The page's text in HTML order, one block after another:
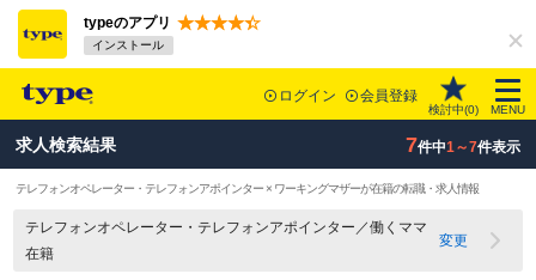
typeのアプリ
インストール
ログイン 会員登録
検討中(0) MENU
求人検索結果 7件中1～7件表示
テレフォンオペレーター・テレフォンアポインター × ワーキングマザーが在籍の転職・求人情報
テレフォンオペレーター・テレフォンアポインター／働くママ
在籍
変更